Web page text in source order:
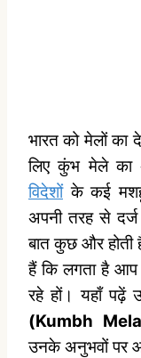
भारत को मेलों का
लिए कुंभ मेले का
विदेशोंके कई
अपनी तरह से
बात कुछ और होती
हैं कि लगता है आप
रहे हों। यहाँ पढ़ें
(Kumbh
उनके अनुभवों पर